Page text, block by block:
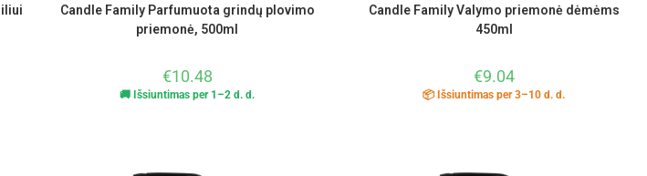
Candle Family Parfumuota grindų plovimo
priemonė, 500ml
€10.48
🚚 Išsiuntimas per 1–2 d. d.
Candle Family Valymo priemonė dėmėms
450ml
€9.04
📦 Išsiuntimas per 3–10 d. d.